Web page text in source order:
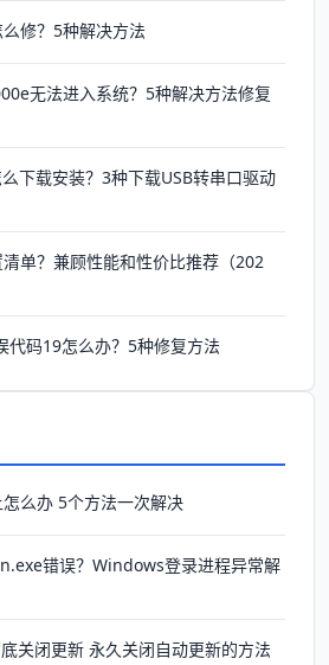
修？5种解决方法
无法进入系统？5种解决方法修复
下载安装？3种下载USB转串口驱动
单？兼顾性能和性价比推荐（202
代码19怎么办？5种修复方法
么办 5个方法一次解决
错误？Windows登录进程异常解
关闭更新 永久关闭自动更新的方法